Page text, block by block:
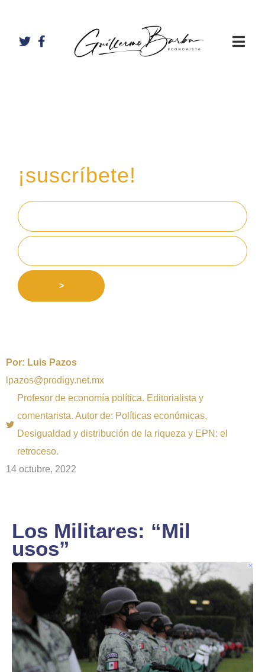
¡suscríbete!
>
Por: Luis Pazos
lpazos@prodigy.net.mx
Profesor de economía política. Editorialista y
comentarista. Autor de: Políticas económicas,
Desigualdad y distribución de la riqueza y EPN: el
retroceso.
14 octubre, 2022
Los Militares: “Mil
usos”